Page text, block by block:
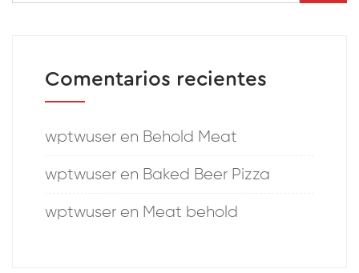
Comentarios recientes
wptwuser en Behold Meat
wptwuser en Baked Beer Pizza
wptwuser en Meat behold